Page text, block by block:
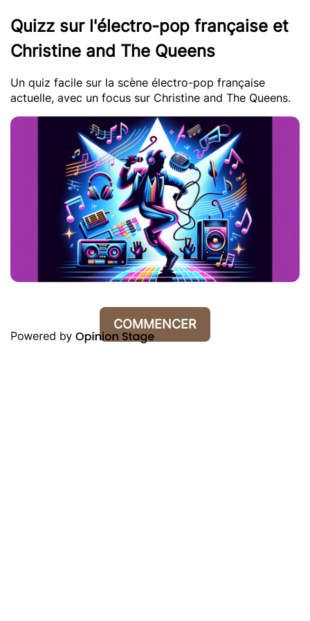
Quizz sur l'électro-pop française et
Christine and The Queens
Un quiz facile sur la scène électro-pop française
actuelle, avec un focus sur Christine and The Queens.
COMMENCER